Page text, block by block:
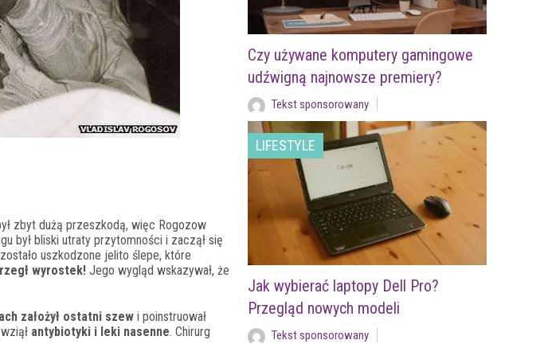
zbyt dużą przeszkodą, więc Rogozow
był bliski utraty przytomności i zaczął się
uszkodzone jelito ślepe, które
wyrostek! Jego wygląd wskazywał, że
założył ostatni szew i poinstruował
antybiotyki i leki nasenne. Chirurg
Czy używane komputery gamingowe
udźwigną najnowsze premiery?
Tekst sponsorowany
LIFESTYLE
Jak wybierać laptopy Dell Pro?
Przegląd nowych modeli
Tekst sponsorowany